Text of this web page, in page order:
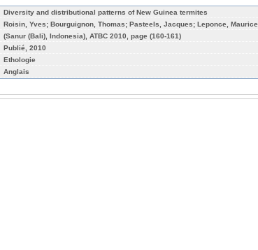
Diversity and distributional patterns of New Guinea termites
Roisin, Yves; Bourguignon, Thomas; Pasteels, Jacques; Leponce, Maurice
(Sanur (Bali), Indonesia), ATBC 2010, page (160-161)
Publié, 2010
Ethologie
Anglais